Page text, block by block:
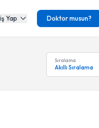
Yap Doktor musun?
Sıralama
Akıllı Sıralama